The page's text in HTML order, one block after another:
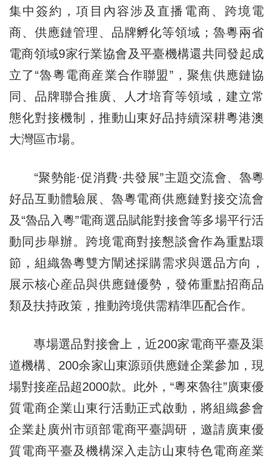
集中簽約，項目內容涉及直播電商、跨境電
商、供應鏈管理、品牌孵化等領域；魯粵兩省
電商領域9家行業協會及平臺機構還共同發起成
立了“魯粵電商産業合作聯盟”，聚焦供應鏈協
同、品牌聯合推廣、人才培育等領域，建立常
態化對接機制，推動山東好品持續深耕粵港澳
大灣區市場。
“聚勢能·促消費·共發展”主題交流會、魯粵
好品互動體驗展、魯粵電商供應鏈對接交流會
及“魯品入粵”電商選品賦能對接會等多場平行活
動同步舉辦。跨境電商對接懇談會作為重點環
節，組織魯粵雙方闡述採購需求與選品方向，
展示核心産品與供應鏈優勢，發佈重點招商品
類及扶持政策，推動跨境供需精準匹配合作。
專場選品對接會上，近200家電商平臺及渠
道機構、200余家山東源頭供應鏈企業參加，現
場對接産品超2000款。此外，“粵來魯往”廣東優
質電商企業山東行活動正式啟動，將組織參會
企業赴廣州市頭部電商平臺調研，邀請廣東優
質電商平臺及機構深入走訪山東特色電商産業